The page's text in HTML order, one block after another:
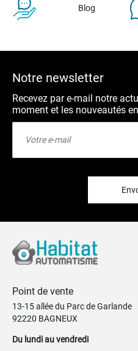
Blog
Notre newsletter
Recevez par e-mail notre
moment et les nouveautés
Point de vente
13-15 allée du Parc de Garlande
92220 BAGNEUX
Du lundi au vendredi